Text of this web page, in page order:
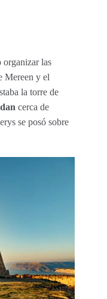
organizar las
Mereen y el
la torre de
cerca de
se posó sobre